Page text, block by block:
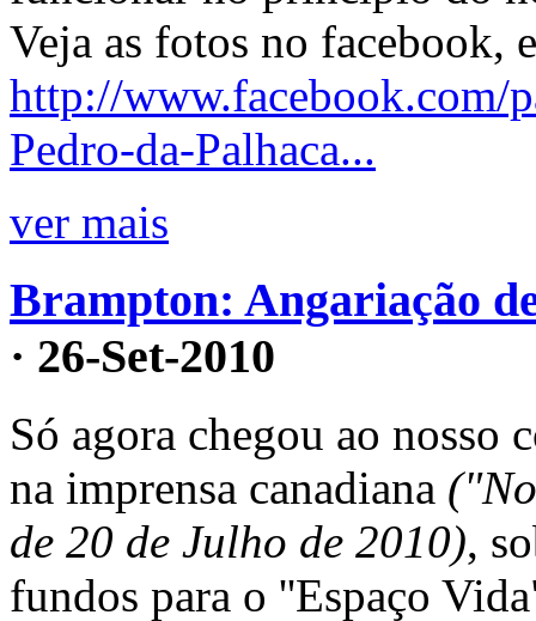
Veja as fotos no facebook,
http://www.facebook.com/
Pedro-da-Palhaca...
ver mais
Brampton: Angariação
· 26-Set-2010
Só agora chegou ao nosso
na imprensa canadiana
de 20 de Julho de 2010),
fundos para o ''Espaço